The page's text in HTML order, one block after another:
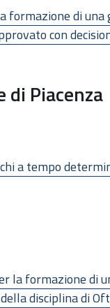
formazione di
con
di Piacenza
a tempo
la formazione
disciplina di